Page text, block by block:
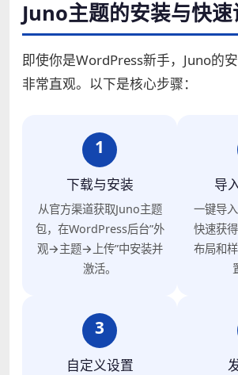
Juno主题的安装与快
即使你是WordPress新手，Juno的
非常直观。以下是核心步骤：
1
下载与安装
从官方渠道获取Juno主题
包，在WordPress后台”外
观→主题→上传”中安装并
激活。
导
一键导
快速获
布局和
3
自定义设置